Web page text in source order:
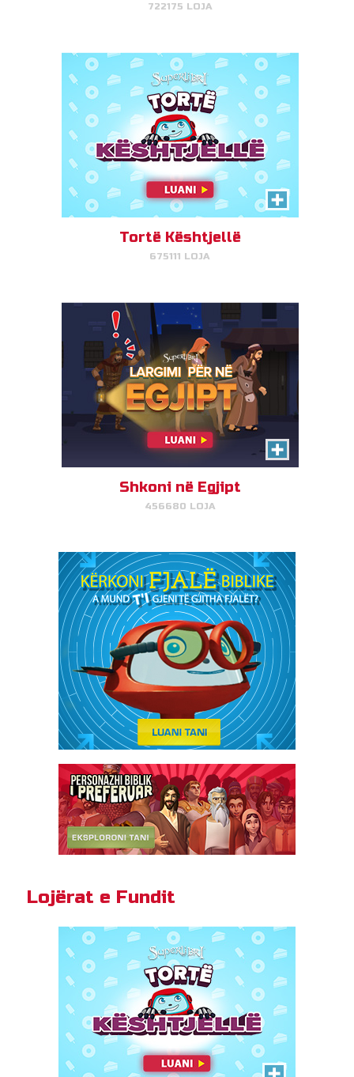
722175 LOJA
Tortë Kështjellë
675111 LOJA
Shkoni në Egjipt
Ndihmoni Jozefin, Marinë dhe
Jezusin të shmangin Mbretin
Shkoni në Egjipt
456680 LOJA
Lojërat e Fundit
Tortë Kështjellë
Ju pëlqen torta? Atëherë do t'ju
pëlqejë Torta Kështjellë!
LUAJ TANI!
Rrjeti i Gizmos